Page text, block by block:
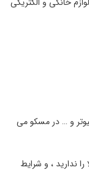
و … در مسکو می
ندارید ، و شرایط